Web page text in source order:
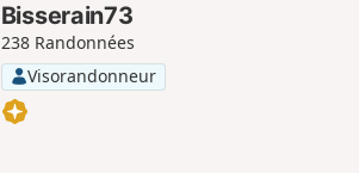
Bisserain73
238 Randonnées
Visorandonneur